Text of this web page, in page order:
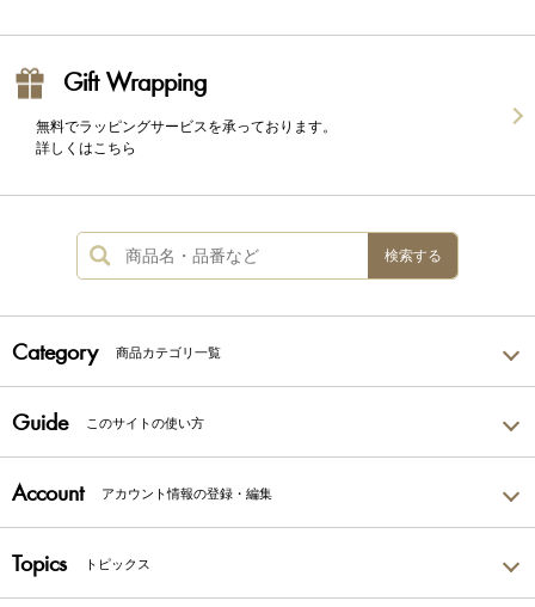
Gift Wrapping
無料でラッピングサービスを承っております。
詳しくはこちら
検索する
Category 商品カテゴリ一覧
Guide このサイトの使い方
Account アカウント情報の登録・編集
Topics トピックス